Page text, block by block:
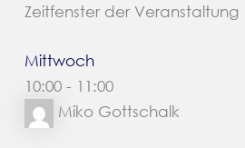
Zeitfenster der Veranstaltung
Mittwoch
10:00- 11:00
Miko Gottschalk